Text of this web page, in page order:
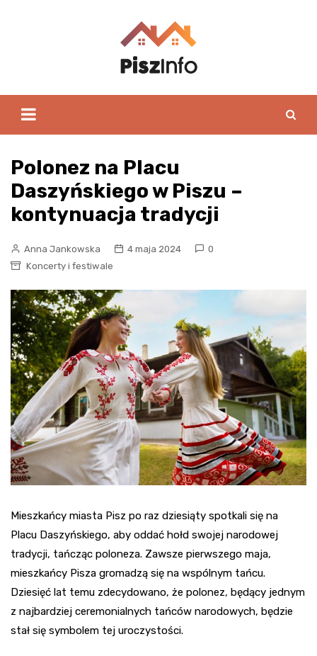
Polonez na Placu
Daszyńskiego w Piszu –
kontynuacja tradycji
Anna Jankowska 4 maja 2024
0
Koncerty i festiwale
Mieszkańcy miasta Pisz po raz dziesiąty spotkali się na
Placu Daszyńskiego, aby oddać hołd swojej narodowej
tradycji, tańcząc poloneza. Zawsze pierwszego maja,
mieszkańcy Pisza gromadzą się na wspólnym tańcu.
Dziesięć lat temu zdecydowano, że polonez, będący jednym
z najbardziej ceremonialnych tańców narodowych, będzie
stał się symbolem tej uroczystości.